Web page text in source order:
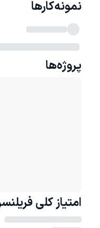
نمونه‌کارها
پروژه‌ها
امتیاز کلی